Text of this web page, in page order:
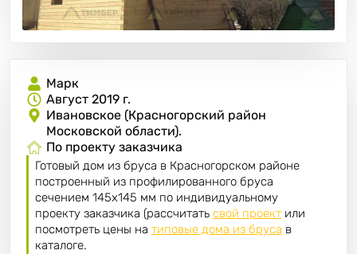
Марк
Август 2019 г.
Ивановское (Красногорский район
Московской области).
По проекту заказчика
Готовый дом из бруса в Красногорском районе
построенный из профилированного бруса
сечением 145х145 мм по индивидуальному
проекту заказчика (рассчитать свой проектили
посмотреть цены на типовые дома из бруса в
каталоге.